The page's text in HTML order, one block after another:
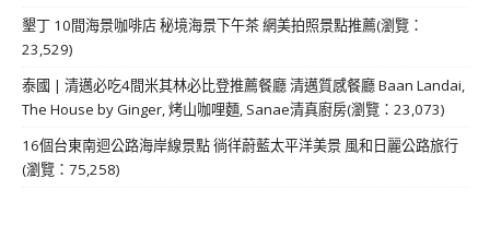
墾丁 10間海景咖啡店 秘境海景下午茶 網美拍照景點推薦(瀏覽：
23,529)
泰國 | 清邁必吃4間米其林必比登推薦餐廳 清邁質感餐廳 Baan Landai,
The House by Ginger, 烤山咖哩麵, Sanae清真廚房(瀏覽：23,073)
16個台東南迴公路海岸線景點 徜徉蔚藍太平洋美景 風和日麗公路旅行
(瀏覽：75,258)